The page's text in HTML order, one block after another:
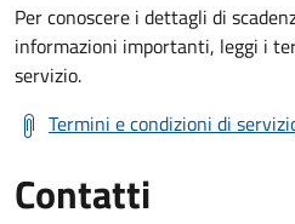
Per conoscere i dettagli di
informazioni importanti, leggi i
servizio.
Termini e condizioni di
Contatti